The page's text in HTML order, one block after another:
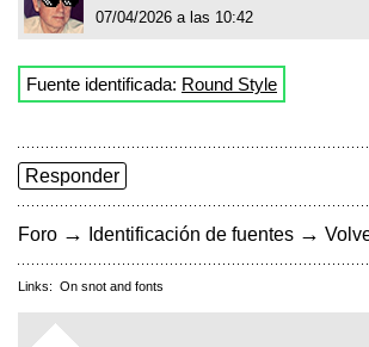
07/04/2026 a las 10:42
Fuente identificada: Round Style
Responder
Foro → Identificación de fuentes →
Links: On snot and fonts